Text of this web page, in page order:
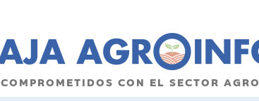
COMPROMETIDOS CON EL SECTOR AGRO